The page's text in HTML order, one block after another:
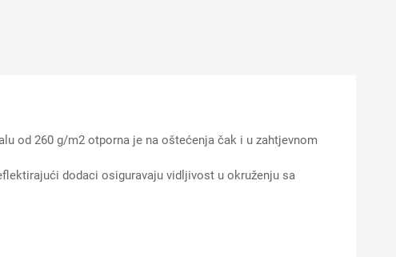
od 260 g/m2 otporna je na oštećenja čak i u zahtjevnom
dodaci osiguravaju vidljivost u okruženju sa